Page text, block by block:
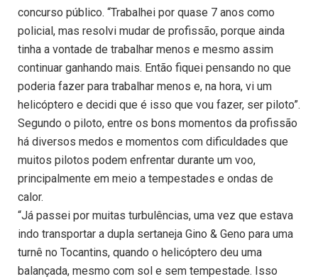
concurso público. “Trabalhei por quase 7 anos como
policial, mas resolvi mudar de profissão, porque ainda
tinha a vontade de trabalhar menos e mesmo assim
continuar ganhando mais. Então fiquei pensando no que
poderia fazer para trabalhar menos e, na hora, vi um
helicóptero e decidi que é isso que vou fazer, ser piloto”.
Segundo o piloto, entre os bons momentos da profissão
há diversos medos e momentos com dificuldades que
muitos pilotos podem enfrentar durante um voo,
principalmente em meio a tempestades e ondas de
calor.
“Já passei por muitas turbulências, uma vez que estava
indo transportar a dupla sertaneja Gino & Geno para uma
turnê no Tocantins, quando o helicóptero deu uma
balançada, mesmo com sol e sem tempestade. Isso